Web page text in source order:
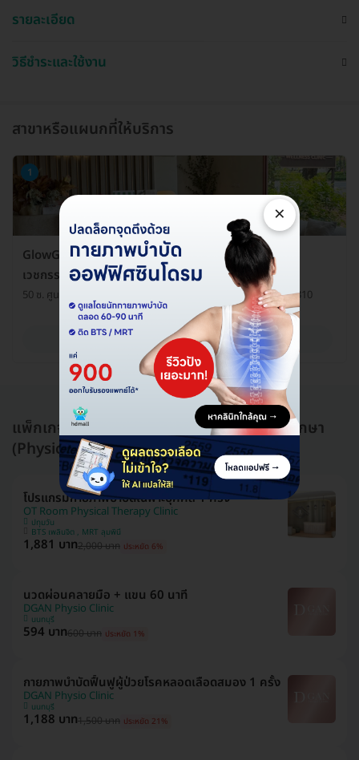
รายละเอียด
วิธีชำระและใช้งาน
สาขาหรือแผนกที่ให้บริการ
1
GlowGen Wellness Clinic (โกลว เจน เวลเนสคลินิก
เวชกรรม)
50 ซ. ศูนย์วิจัย 8/3 แขวงบางกะปิ เขตห้วยขวาง กรุงเทพมหานคร 10310
ดูรายละเอียด
แพ็กเกจอื่นใน กายภาพบำบัดและนวดเพื่อการรักษา
(Physical Therapy)
โปรแกรมกายภาพบำบัดเฉพาะบุคคล 1 ครั้ง
OT Room Physical Therapy Clinic
ปทุมวัน
BTS เพลินจิต , MRT ลุมพินี
1,881 บาท2,000 บาท ประหยัด 6%
นวดผ่อนคลายมือ + แขน 60 นาที
DGAN Physio Clinic
นนทบุรี
594 บาท600 บาท ประหยัด 1%
กายภาพบำบัดฟื้นฟูผู้ป่วยโรคหลอดเลือดสมอง 1 ครั้ง
DGAN Physio Clinic
นนทบุรี
1,188 บาท1,500 บาท ประหยัด 21%
×